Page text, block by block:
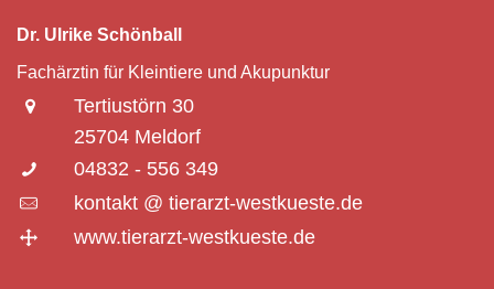
Dr. Ulrike Schönball
Fachärztin für Kleintiere und Akupunktur
Tertiustörn 30
25704 Meldorf
04832 - 556 349
kontakt @ tierarzt-westkueste.de
www.tierarzt-westkueste.de